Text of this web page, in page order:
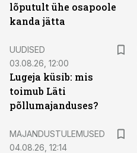
lõputult ühe osapoole
kanda jätta
UUDISED
03.08.26, 12:00
Lugeja küsib: mis
toimub Läti
põllumajanduses?
MAJANDUSTULEMUSED
04.08.26, 12:14